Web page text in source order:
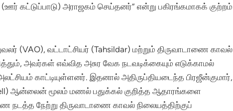
கட்டுப்பாடு) அராஜகம் செய்தனர்” என்று பகிரங்கமாகக் குற்றம்
(VAO), வட்டாட்சியர் (Tahsildar) மற்றும் திருவாடாணை காவல்
அவர்கள் எவ்வித அசுர வேக நடவடிக்கையும் எடுக்காமல்
காட்டியுள்ளனர். இதனால் அதிருப்தியடைந்த பிரஜீன்குமார்,
Cell) ஆன்லைன் மூலம் மணல் பதுக்கல் குறித்த ஆதாரங்களை
நடத்த நேற்று திருவாடாணை காவல் நிலையத்திற்குப்